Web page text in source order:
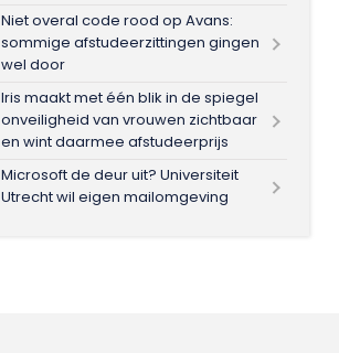
Niet overal code rood op Avans:
sommige afstudeerzittingen gingen
wel door
Iris maakt met één blik in de spiegel
onveiligheid van vrouwen zichtbaar
en wint daarmee afstudeerprijs
Microsoft de deur uit? Universiteit
Utrecht wil eigen mailomgeving